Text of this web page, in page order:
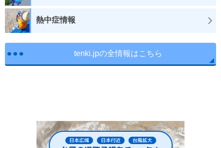
熱中症情報
tenki.jpの全情報はこちら